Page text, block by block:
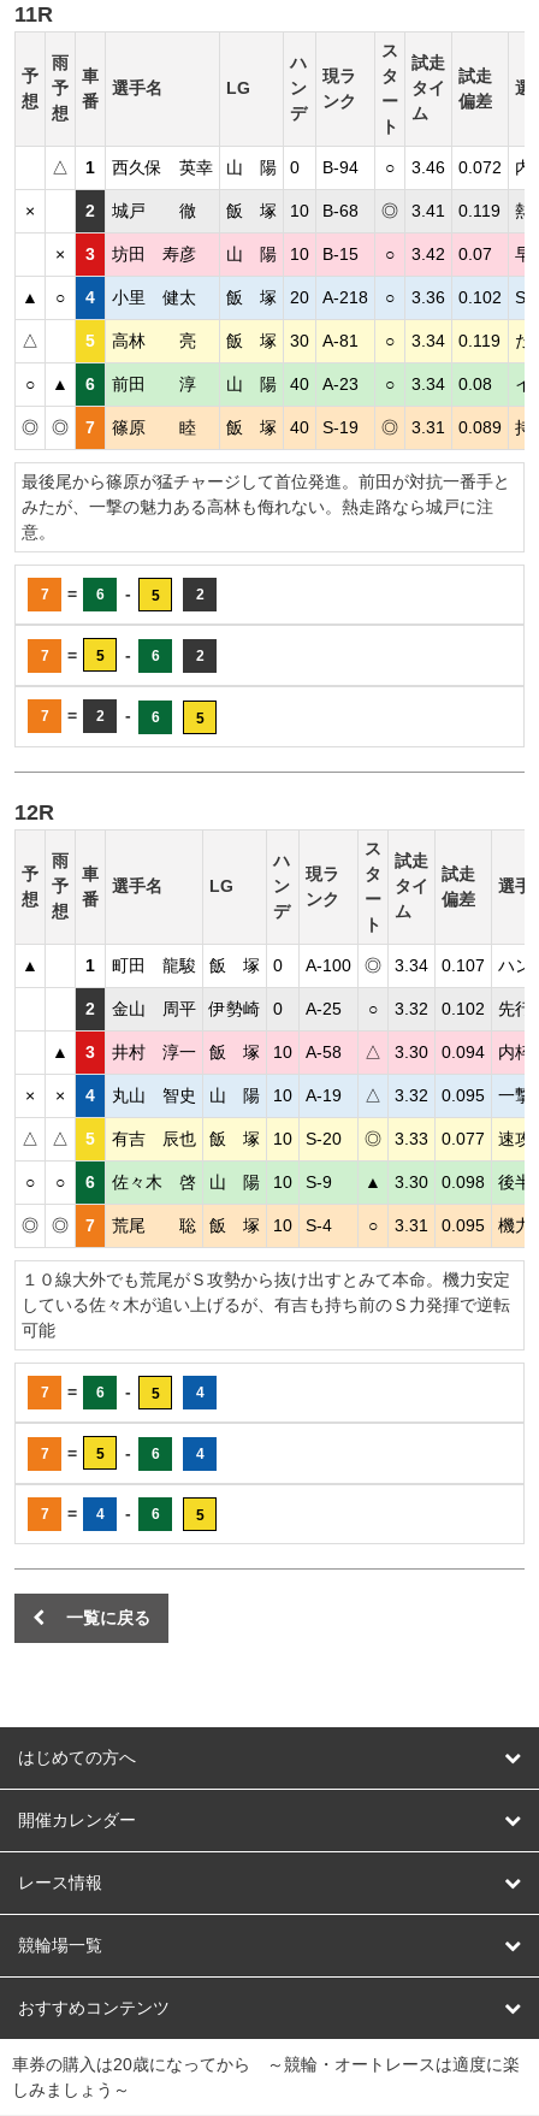
11R
予
想
雨
予
想
車
番
選手名 LG
ハ
ン
デ
現ラ
ンク
ス
タ
ー
ト
試走
タイ
ム
試走
偏差
選
△ 1 西久保 英幸 山 陽 0 B-94 ○ 3.46 0.072 内
× 2 城戸 徹 飯 塚 10 B-68 ◎ 3.41 0.119 熱
× 3 坊田 寿彦 山 陽 10 B-15 ○ 3.42 0.07 早
▲ ○ 4 小里 健太 飯 塚 20 A-218 ○ 3.36 0.102 S
△ 5 高林 亮 飯 塚 30 A-81 ○ 3.34 0.119 た
○ ▲ 6 前田 淳 山 陽 40 A-23 ○ 3.34 0.08 イ
◎ ◎ 7 篠原 睦 飯 塚 40 S-19 ◎ 3.31 0.089 持
最後尾から篠原が猛チャージして首位発進。前田が対抗一番手と
みたが、一撃の魅力ある高林も侮れない。熱走路なら城戸に注
意。
7 = 6 - 5 2
7 = 5 - 6 2
7 = 2 - 6 5
12R
予
想
雨
予
想
車
番
選手名 LG
ハ
ン
デ
現ラ
ンク
ス
タ
ー
ト
試走
タイ
ム
試走
偏差
選手
▲ 1 町田 龍駿 飯 塚 0 A-100 ◎ 3.34 0.107 ハン
2 金山 周平 伊勢崎 0 A-25 ○ 3.32 0.102 先行
▲ 3 井村 淳一 飯 塚 10 A-58 △ 3.30 0.094 内枠
× × 4 丸山 智史 山 陽 10 A-19 △ 3.32 0.095 一撃
△ △ 5 有吉 辰也 飯 塚 10 S-20 ◎ 3.33 0.077 速攻
○ ○ 6 佐々木 啓 山 陽 10 S-9 ▲ 3.30 0.098 後半
◎ ◎ 7 荒尾 聡 飯 塚 10 S-4 ○ 3.31 0.095 機力
１０線大外でも荒尾がＳ攻勢から抜け出すとみて本命。機力安定
している佐々木が追い上げるが、有吉も持ち前のＳ力発揮で逆転
可能
7 = 6 - 5 4
7 = 5 - 6 4
7 = 4 - 6 5
一覧に戻る
はじめての方へ
はじめての方へ
開催カレンダー
競輪
オートレース
競輪くじ
Dokanto!
レース情報
レース予想
レース結果
キャリーオーバー一覧
競輪場一覧
北日本 函館競輪場
関
東
弥彦競輪場 前橋競輪場 取手競輪場 宇都宮競輪場
おすすめコンテンツ
競輪選手情報
車券の購入は20歳になってから ～競輪・オートレースは適度に楽
しみましょう～